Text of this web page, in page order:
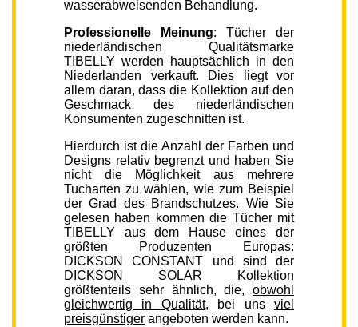
wasserabweisenden Behandlung.
Professionelle Meinung: Tücher der
niederländischen Qualitätsmarke
TIBELLY werden hauptsächlich in den
Niederlanden verkauft. Dies liegt vor
allem daran, dass die Kollektion auf den
Geschmack des niederländischen
Konsumenten zugeschnitten ist.
Hierdurch ist die Anzahl der Farben und
Designs relativ begrenzt und haben Sie
nicht die Möglichkeit aus mehrere
Tucharten zu wählen, wie zum Beispiel
der Grad des Brandschutzes. Wie Sie
gelesen haben kommen die Tücher mit
TIBELLY aus dem Hause eines der
größten Produzenten Europas:
DICKSON CONSTANT und sind der
DICKSON SOLAR Kollektion
größtenteils sehr ähnlich, die, obwohl
gleichwertig in Qualität, bei unsviel
preisgünstiger angeboten werden kann.